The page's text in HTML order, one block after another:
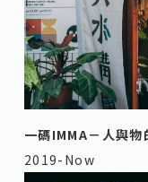
一碼IMMA－人與物
2019-Now